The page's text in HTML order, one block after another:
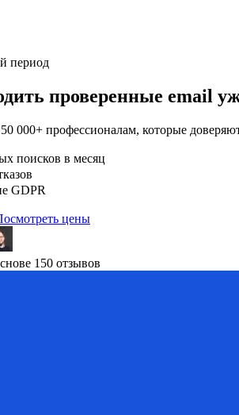
период
проверенные email
000+ профессионалам, которые
поисков в месяц
GDPR
цены
150 отзывов